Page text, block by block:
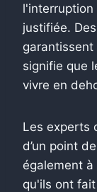
justifiée.
signifie que
vivre en
Les experts
d’un point
également
qu'ils ont